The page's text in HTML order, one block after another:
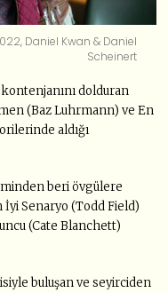
Daniel Kwan & Daniel
Scheinert
dolduran
(Baz Luhrmann) ve En
aldığı
beri övgülere
İyi Senaryo (Todd Field)
(Cate Blanchett)
buluşan ve seyirciden